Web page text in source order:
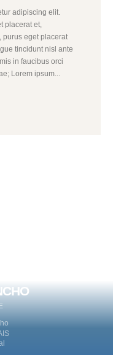
adipiscing elit.
placerat et,
purus eget placerat
tincidunt nisl ante
in faucibus orci
Lorem ipsum...